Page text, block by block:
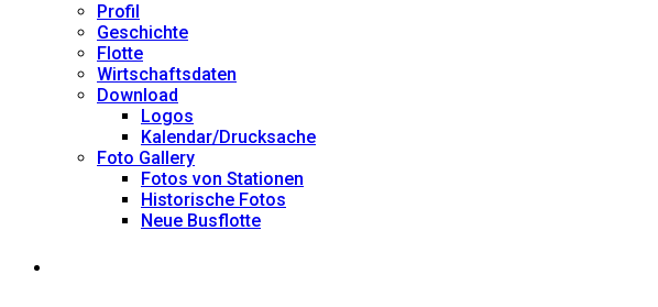
Profil
Geschichte
Flotte
Wirtschaftsdaten
Download
Logos
Kalendar/Drucksache
Foto Gallery
Fotos von Stationen
Historische Fotos
Neue Busflotte